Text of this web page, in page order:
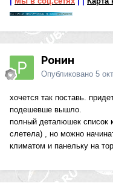
Ронин
Опубликовано 5
хочется так поставь.
подешевше вышло.
полный деталюшек
слетела) , но можно
климатом и панельку на